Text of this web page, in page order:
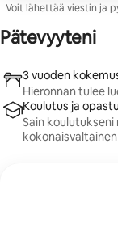
Voit lähettää viestin ja
Pätevyyteni
3 vuoden
Hieronnan tulee
Koulutus ja
Sain